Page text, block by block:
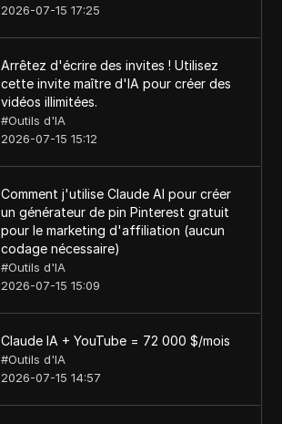
2026-07-15 17:25
Arrêtez d'écrire des invites ! Utilisez
cette invite maître d'IA pour créer des
vidéos illimitées.
#Outils d'IA
2026-07-15 15:12
Comment j'utilise Claude AI pour créer
un générateur de pin Pinterest gratuit
pour le marketing d'affiliation (aucun
codage nécessaire)
#Outils d'IA
2026-07-15 15:09
Claude IA + YouTube = 72 000 $/mois
#Outils d'IA
2026-07-15 14:57